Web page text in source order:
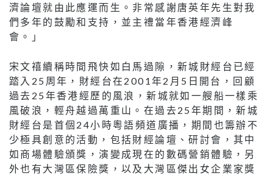
濟論壇就由此應運而生。非常感謝唐英年先生對我
們多年的鼓勵和支持，並主禮當年香港經濟峰
會。」
宋文禧續稱時間飛快如白馬過隙，新城財經台已經
踏入25周年，財經台在2001年2月5日開台，回顧
過去25年香港經歷的風浪，新城就如一艘船一樣乘
風破浪，輕舟越過萬重山。在過去25年期間，新城
財經台是首個24小時粵語頻道廣播，期間也籌辦不
少極具創意的活動，包括財經論壇、研討會，其中
如商場體驗頒獎，演變成現在的數碼營銷體驗，另
外也有大灣區保險獎，以及大灣區傑出女企業家獎